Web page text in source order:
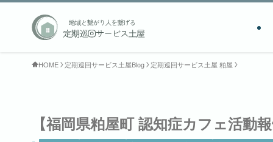
HOME 定期巡回サービス土屋Blog 定期巡回サービス土屋 粕屋
【福岡県粕屋町 認知症カフェ活動